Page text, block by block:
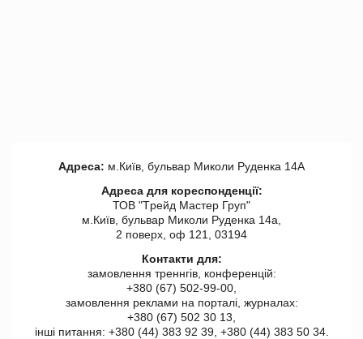
Адреса: м.Київ, бульвар Миколи Руденка 14А
Адреса для кореспонденції:
ТОВ "Tрейд Мастер Груп"
м.Київ, бульвар Миколи Руденка 14а,
2 поверх, оф 121, 03194
Контакти для:
замовлення треннгів, конференцій:
+380 (67) 502-99-00,
замовлення реклами на порталі, журналах:
+380 (67) 502 30 13,
інші питання: +380 (44) 383 92 39, +380 (44) 383 50 34.